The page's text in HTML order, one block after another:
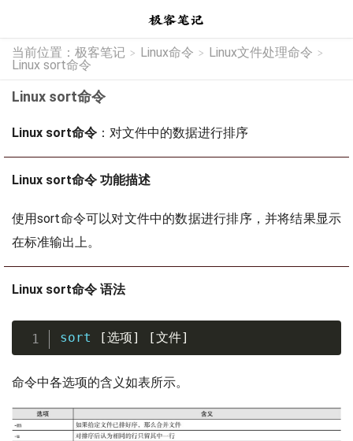
当前位置： 极客笔记 > Linux命令 > Linux文件处理命令 >
Linux sort命令
Linux sort命令
Linux sort命令 ：对文件中的数据进行排序
Linux sort命令 功能描述
使用sort命令可以对文件中的数据进行排序，并将结果显示
在标准输出上。
Linux sort命令 语法
sort [选项] [文件]
命令中各选项的含义如表所示。